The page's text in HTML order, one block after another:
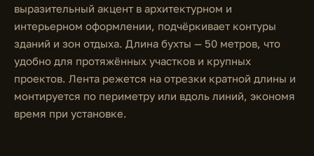
выразительный акцент в архитектурном и
интерьерном оформлении, подчёркивает контуры
зданий и зон отдыха. Длина бухты — 50 метров, что
удобно для протяжённых участков и крупных
проектов. Лента режется на отрезки кратной длины и
монтируется по периметру или вдоль линий, экономя
время при установке.